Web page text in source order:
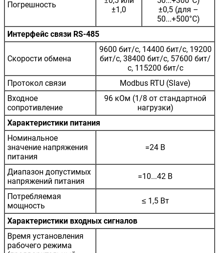
Погрешность
±1,0
±0,5 (для –
50...+500°C)
Интерфейс связи RS-485
Скорости обмена
9600 бит/с, 14400 бит/с, 19200
бит/с, 38400 бит/с, 57600 бит/
с, 115200 бит/с
Протокол связи
Modbus RTU (Slave)
Входное
сопротивление
96 кОм (1/8 от стандартной
нагрузки)
Характеристики питания
Номинальное
значение напряжения
питания
=24 В
Диапазон допустимых
напряжений питания
=10...42 В
Потребляемая
мощность
≤ 1,5 Вт
Характеристики входных сигналов
Время установления
рабочего режима